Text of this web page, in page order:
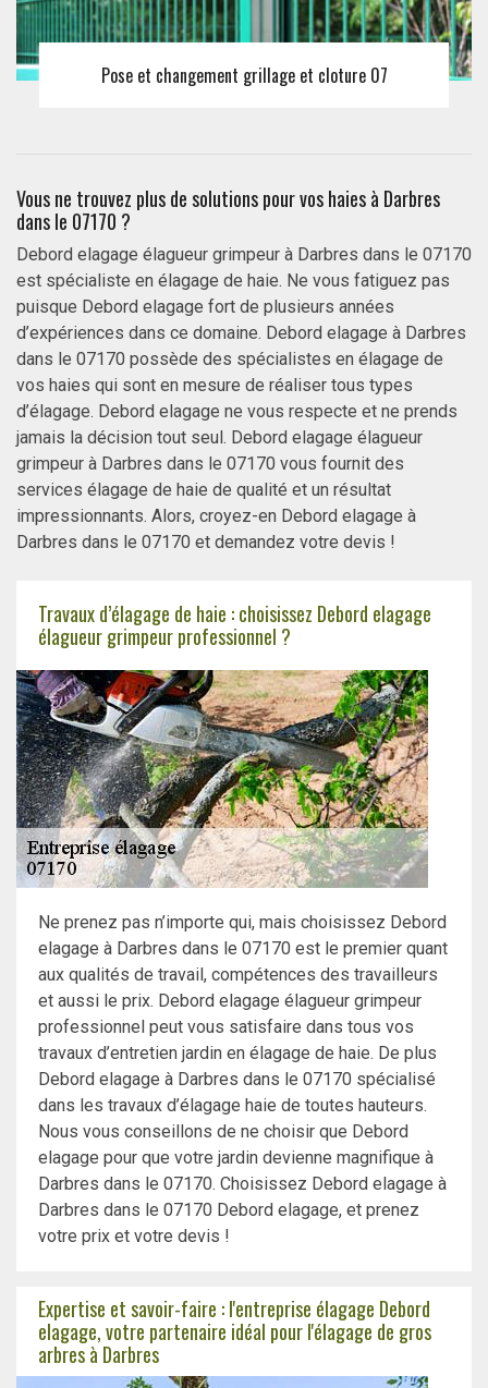
Pose et changement grillage et cloture 07
Vous ne trouvez plus de solutions pour vos haies à Darbres
dans le 07170 ?
Debord elagage élagueur grimpeur à Darbres dans le 07170
est spécialiste en élagage de haie. Ne vous fatiguez pas
puisque Debord elagage fort de plusieurs années
d’expériences dans ce domaine. Debord elagage à Darbres
dans le 07170 possède des spécialistes en élagage de
vos haies qui sont en mesure de réaliser tous types
d’élagage. Debord elagage ne vous respecte et ne prends
jamais la décision tout seul. Debord elagage élagueur
grimpeur à Darbres dans le 07170 vous fournit des
services élagage de haie de qualité et un résultat
impressionnants. Alors, croyez-en Debord elagage à
Darbres dans le 07170 et demandez votre devis !
Travaux d’élagage de haie : choisissez Debord elagage
élagueur grimpeur professionnel ?
Ne prenez pas n’importe qui, mais choisissez Debord
elagage à Darbres dans le 07170 est le premier quant
aux qualités de travail, compétences des travailleurs
et aussi le prix. Debord elagage élagueur grimpeur
professionnel peut vous satisfaire dans tous vos
travaux d’entretien jardin en élagage de haie. De plus
Debord elagage à Darbres dans le 07170 spécialisé
dans les travaux d’élagage haie de toutes hauteurs.
Nous vous conseillons de ne choisir que Debord
elagage pour que votre jardin devienne magnifique à
Darbres dans le 07170. Choisissez Debord elagage à
Darbres dans le 07170 Debord elagage, et prenez
votre prix et votre devis !
Expertise et savoir-faire : l'entreprise élagage Debord
elagage, votre partenaire idéal pour l'élagage de gros
arbres à Darbres